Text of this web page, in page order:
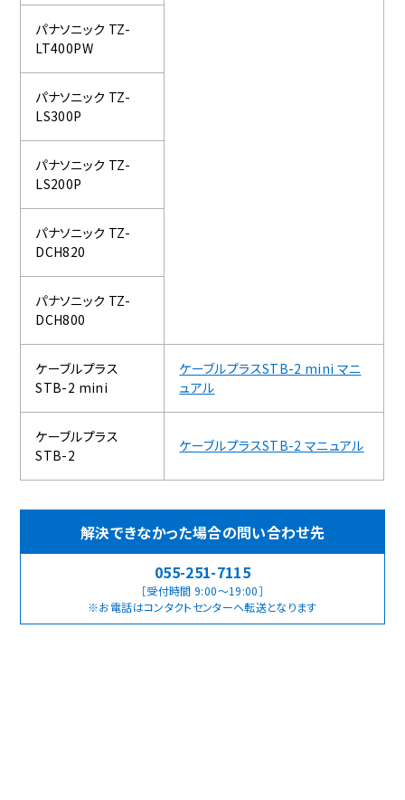
パナソニック TZ-
LT400PW
パナソニック TZ-
LS300P
パナソニック TZ-
LS200P
パナソニック TZ-
DCH820
パナソニック TZ-
DCH800
ケーブルプラス
STB-2 mini
ケーブルプラスSTB-2 mini マニ
ュアル
ケーブルプラス
STB-2
ケーブルプラスSTB-2 マニュアル
解決できなかった場合の問い合わせ先
055-251-7115
［受付時間 9:00～19:00］
※お電話はコンタクトセンターヘ転送となります